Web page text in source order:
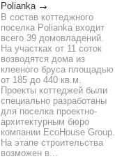
Polianka
В состав коттеджного
поселка Polianka входит
всего 39 домовладений.
На участках от 11 соток
возводятся дома из
клееного бруса площадью
от 185 до 440 кв.м.
Проекты коттеджей были
специально разработаны
для поселка проектно-
архитектурным бюро
компании EcoHouse Group.
На этапе строительства
возможен в...